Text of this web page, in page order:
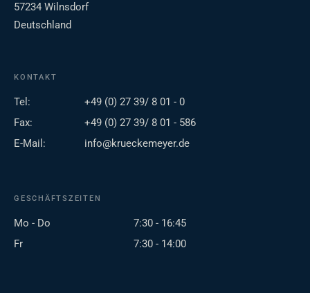
57234 Wilnsdorf
Deutschland
KONTAKT
Tel:
+49 (0) 27 39/ 8 01 - 0
Fax:
+49 (0) 27 39/ 8 01 - 586
E-Mail:
info@krueckemeyer.de
GESCHÄFTSZEITEN
Mo - Do
7:30 - 16:45
Fr
7:30 - 14:00